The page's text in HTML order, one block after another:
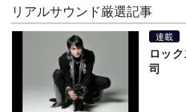
リアルサウンド厳選記事
連載
ロッ
司